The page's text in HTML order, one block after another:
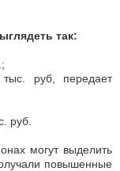
так:
руб, передает
руб.
могут выделить
повышенные